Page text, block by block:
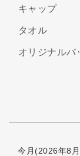
キャップ
タオル
オリジナルバ
今月(2026年8